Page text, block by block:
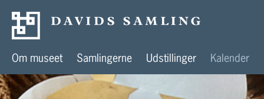
Om museet Samlingerne Udstillinger Kalender